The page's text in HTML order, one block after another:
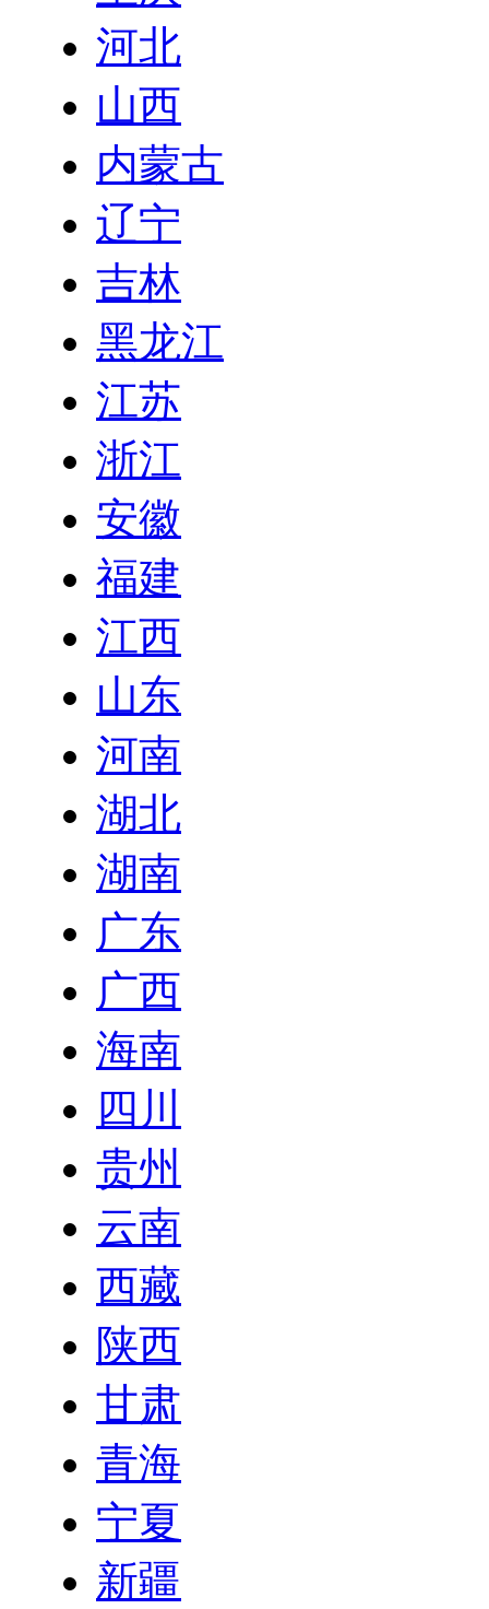
河北
山西
内蒙古
辽宁
吉林
黑龙江
江苏
浙江
安徽
福建
江西
山东
河南
湖北
湖南
广东
广西
海南
四川
贵州
云南
西藏
陕西
甘肃
青海
宁夏
新疆